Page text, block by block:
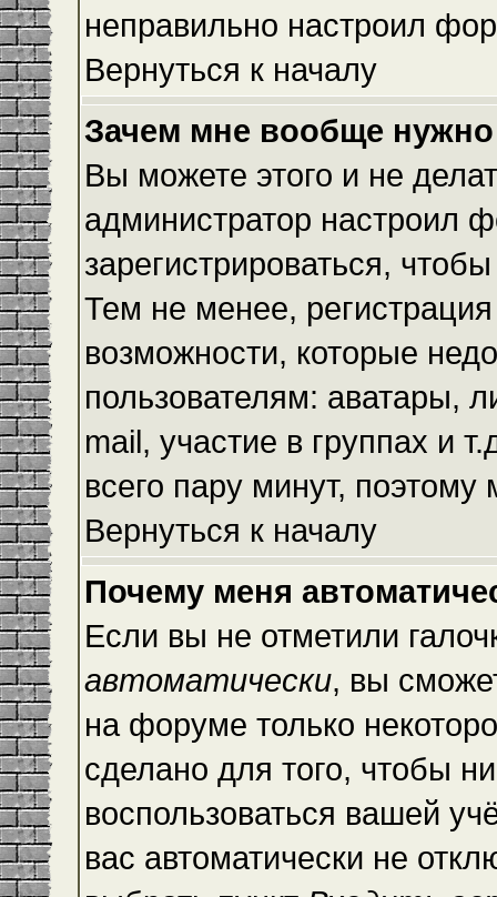
неправильно настроил
Вернуться к началу
Зачем мне вообще нужно
Вы можете этого и не
администратор настроил
зарегистрироваться,
Тем не менее,
возможности, которые
пользователям: аватары,
mail, участие в группах и
всего пару минут,
Вернуться к началу
Почему меня
Если вы не отметили
автоматически, вы
на форуме только
сделано для того, чтобы
воспользоваться вашей
вас автоматически не